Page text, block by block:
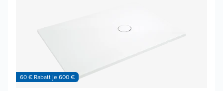
60 € Rabatt je 600 €